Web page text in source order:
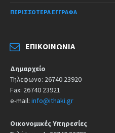
ΠΕΡΙΣΣΌΤΕΡΑ ΈΓΓΡΑΦΑ
ΕΠΙΚΟΙΝΩΝΊΑ
Δημαρχείο
Τηλεφωνο: 26740 23920
Fax: 26740 23921
e-mail: info@ithaki.gr
Οικονομικές Υπηρεσίες